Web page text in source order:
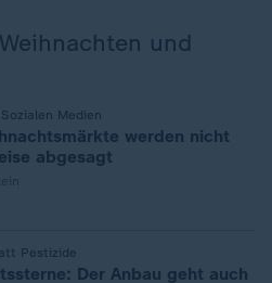
und
Medien
werden nicht
abgesagt
Pestizide
Der Anbau geht auch